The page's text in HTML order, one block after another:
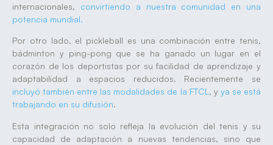
internacionales, convirtiendo a nuestra comunidad en una
potencia mundial.
Por otro lado, el pickleball es una combinación entre tenis,
bádminton y ping-pong que se ha ganado un lugar en el
corazón de los deportistas por su facilidad de aprendizaje y
adaptabilidad a espacios reducidos. Recientemente se
incluyó también entre las modalidades de la FTCL , y ya se está
trabajando en su difusión.
Esta integración no solo refleja la evolución del tenis y su
capacidad de adaptación a nuevas tendencias, sino que